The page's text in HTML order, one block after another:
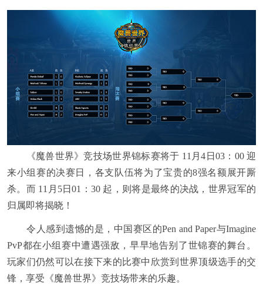
《魔兽世界》竞技场世界锦标赛将于 11月4日03：00 迎
来小组赛的决赛日，各支队伍将为了宝贵的8强名额展开厮
杀。而 11月5日01：30 起，则将是最终的决战，世界冠军的
归属即将揭晓！
令人感到遗憾的是，中国赛区的Pen and Paper与Imagine
PvP都在小组赛中遭遇强敌，早早地告别了世锦赛的舞台。
玩家们仍然可以在接下来的比赛中欣赏到世界顶级选手的交
锋，享受《魔兽世界》竞技场带来的乐趣。